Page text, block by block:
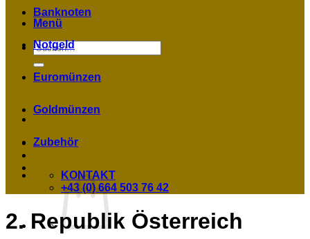
Menü
Suchen
nach:
Banknoten
Notgeld
Euromünzen
Goldmünzen
Zubehör
KONTAKT
+43 (0) 664 503 76 42
2. Republik Österreich